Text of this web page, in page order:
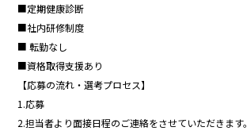
■定期健康診断
■社内研修制度
■ 転勤なし
■資格取得支援あり
【応募の流れ・選考プロセス】
1.応募
2.担当者より面接日程のご連絡をさせていただきます。